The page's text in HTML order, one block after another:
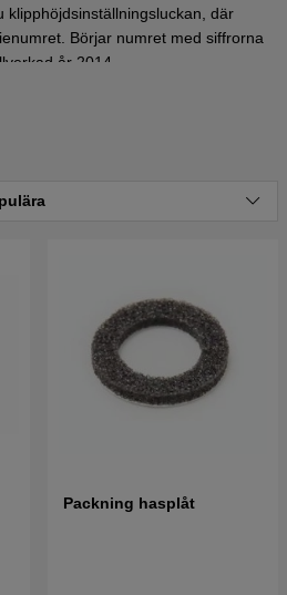
där
Börjar numret med siffrorna
år 2014.
Packning hasplåt